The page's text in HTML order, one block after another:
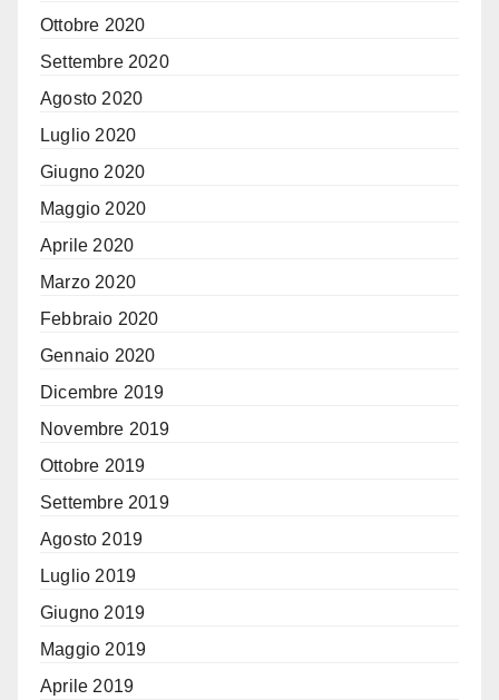
Ottobre 2020
Settembre 2020
Agosto 2020
Luglio 2020
Giugno 2020
Maggio 2020
Aprile 2020
Marzo 2020
Febbraio 2020
Gennaio 2020
Dicembre 2019
Novembre 2019
Ottobre 2019
Settembre 2019
Agosto 2019
Luglio 2019
Giugno 2019
Maggio 2019
Aprile 2019